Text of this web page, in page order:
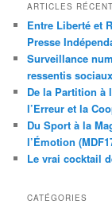
ARTICLES
Entre Liberté et
Presse
Surveillance
ressentis
De la Partition à
l’Erreur et la
Du Sport à la
l’Émotion
Le vrai cocktail
CATÉGORIES